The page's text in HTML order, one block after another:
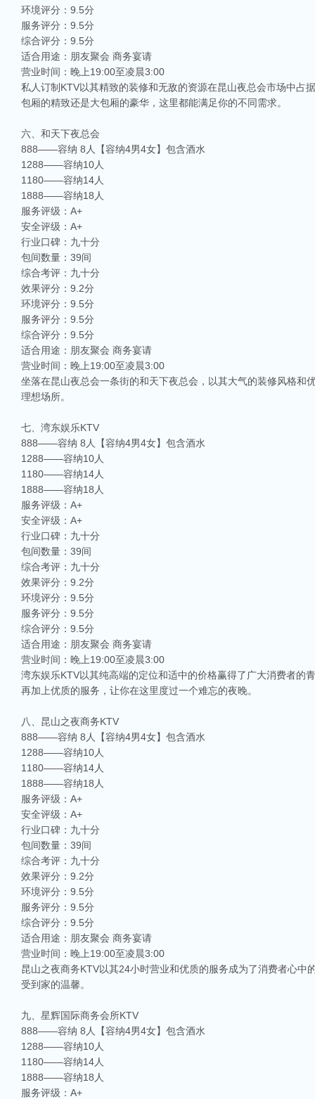
环境评分：9.5分
服务评分：9.5分
综合评分：9.5分
适合用途：朋友聚会 商务宴请
营业时间：晚上19:00至凌晨3:00
私人订制KTV以其精致的装修和无敌的资源在昆山夜总会市场中占
包厢的精致还是大包厢的豪华，这里都能满足你的不同需求。
六、和天下夜总会
888——容纳 8人【容纳4男4女】包含酒水
1288——容纳10人
1180——容纳14人
1888——容纳18人
服务评级：A+
安全评级：A+
行业口碑：九十分
包间数量：39间
综合考评：九十分
效果评分：9.2分
环境评分：9.5分
服务评分：9.5分
综合评分：9.5分
适合用途：朋友聚会 商务宴请
营业时间：晚上19:00至凌晨3:00
坐落在昆山夜总会一条街的和天下夜总会，以其大气的装修风格
理想场所。
七、湾东娱乐KTV
888——容纳 8人【容纳4男4女】包含酒水
1288——容纳10人
1180——容纳14人
1888——容纳18人
服务评级：A+
安全评级：A+
行业口碑：九十分
包间数量：39间
综合考评：九十分
效果评分：9.2分
环境评分：9.5分
服务评分：9.5分
综合评分：9.5分
适合用途：朋友聚会 商务宴请
营业时间：晚上19:00至凌晨3:00
湾东娱乐KTV以其纯高端的定位和适中的价格赢得了广大消费者的
再加上优质的服务，让你在这里度过一个难忘的夜晚。
八、昆山之夜商务KTV
888——容纳 8人【容纳4男4女】包含酒水
1288——容纳10人
1180——容纳14人
1888——容纳18人
服务评级：A+
安全评级：A+
行业口碑：九十分
包间数量：39间
综合考评：九十分
效果评分：9.2分
环境评分：9.5分
服务评分：9.5分
综合评分：9.5分
适合用途：朋友聚会 商务宴请
营业时间：晚上19:00至凌晨3:00
昆山之夜商务KTV以其24小时营业和优质的服务成为了消费者心
受到家的温馨。
九、星辉国际商务会所KTV
888——容纳 8人【容纳4男4女】包含酒水
1288——容纳10人
1180——容纳14人
1888——容纳18人
服务评级：A+